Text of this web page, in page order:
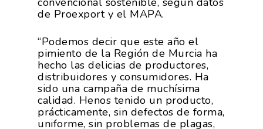
de Proexport y el MAPA.
“Podemos decir que este año el
pimiento de la Región de Murcia ha
hecho las delicias de productores,
distribuidores y consumidores. Ha
sido una campaña de muchísima
calidad. Henos tenido un producto,
prácticamente, sin defectos de forma,
uniforme, sin problemas de plagas,
Números
Servicios
Forma Parte De
PROEXPORT
Actualidad
Agua
Calidad Y Seguridad
Alimentaria
Innovación
Internacionalización
Comunicación 2024
Datos 2024
Histórico
Exportaciones 2019
Empleo Y
Formación
Bolsa De Empleo
Formación
Iniciativas